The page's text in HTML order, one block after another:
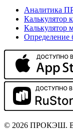
Аналитика
Калькулятор
Калькулятор
Определение
© 2026 ПРОКЭШ.